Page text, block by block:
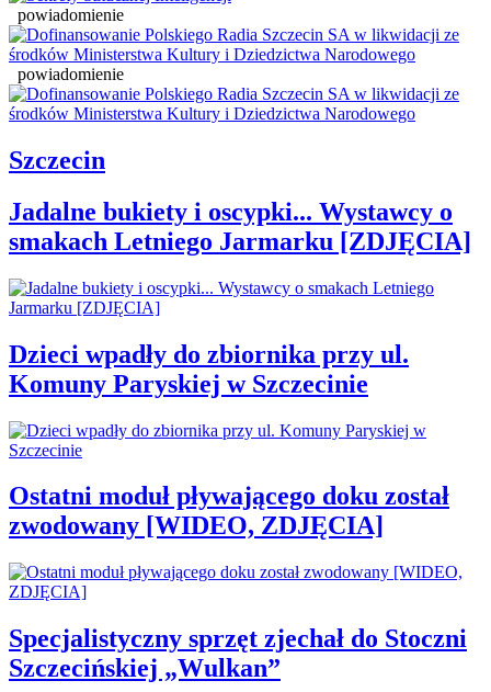
powiadomienie
powiadomienie
Szczecin
Jadalne bukiety i oscypki... Wystawcy o
smakach Letniego Jarmarku [ZDJĘCIA]
Dzieci wpadły do zbiornika przy ul.
Komuny Paryskiej w Szczecinie
Ostatni moduł pływającego doku został
zwodowany [WIDEO, ZDJĘCIA]
Specjalistyczny sprzęt zjechał do Stoczni
Szczecińskiej „Wulkan”